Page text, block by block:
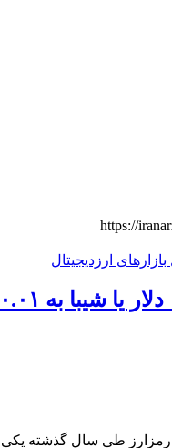
https://
بازارهای ارزدیجیتال